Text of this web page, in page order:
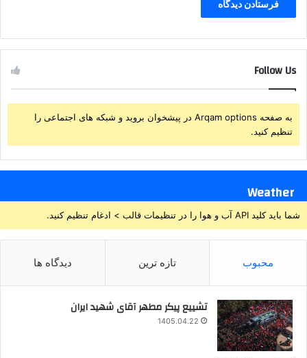
Follow Us
به صفحه Arqam options در پیشخوان بروید و شبکه های اجتماعی را
تنظیم کنید.
Weather
شما باید کلید API آب و هوا را در تنظیمات قالب > ادغام تنظیم کنید.
محبوب تازه ترین دیدگاه ها
تشییع پیکر مطهر آقای شهید ایران
1405.04.22